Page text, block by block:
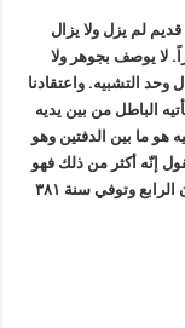
لم يزل ولا يزال
لا يوصف بجوهر ولا
التشبيه. واعتقادنا
الباطل من بين يديه
هو ما بين الدفتين وهو
إنّه أكثر من ذلك فهو
كاذب ـ، هذا ما كتبه ابن بابويه الذي عاش وسط القرن الرابع وتوفي سنة ٣٨١